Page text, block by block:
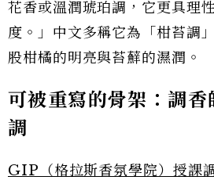
花香或溫潤琥珀調，它更具理
度。」中文多稱它為「柑苔調
股柑橘的明亮與苔蘚的濕潤。
可被重寫的骨架：調香
調
GIP（格拉斯香氛學院）授